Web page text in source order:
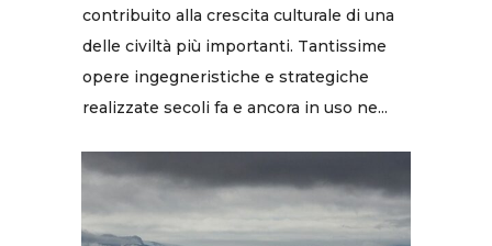
contribuito alla crescita culturale di una
delle civiltà più importanti. Tantissime
opere ingegneristiche e strategiche
realizzate secoli fa e ancora in uso ne...